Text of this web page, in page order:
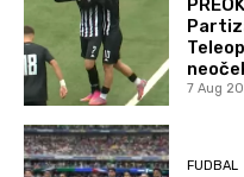
7 Aug
FUDBAL